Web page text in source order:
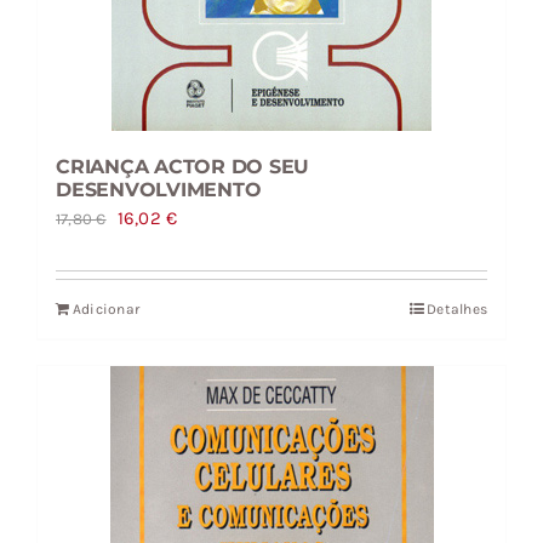
CRIANÇA ACTOR DO SEU
DESENVOLVIMENTO
17,80€
O
original
era:
16,02€O
atual
Adicionar Detalhes